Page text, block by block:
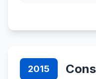
2015